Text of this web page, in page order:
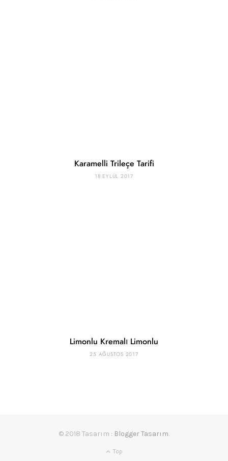
Karamelli Trileçe Tarifi
18 EYLÜL 2017
Limonlu Kremalı Limonlu
25 AĞUSTOS 2017
© 2018 Tasarım : Blogger Tasarım.
Top